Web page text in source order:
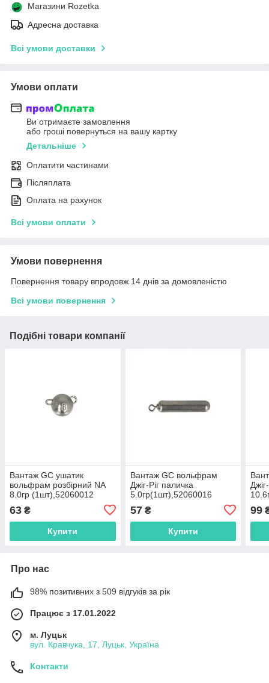
Магазини Rozetka
Адресна доставка
Всі умови доставки
Умови оплати
Ви отримаєте замовлення
або гроші повернуться на вашу картку
Детальніше
Оплатити частинами
Післяплата
Оплата на рахунок
Всі умови оплати
Умови повернення
Повернення товару впродовж 14 днів за домовленістю
Всі умови повернення
Подібні товари компанії
Вантаж GC ушатик
вольфрам розбірний NA
8.0гр (1шт),52060012
63 ₴
Купити
Вантаж GC вольфрам
Джіг-Ріг паличка
5.0гр(1шт),52060016
57₴
Купити
99
Про нас
98% позитивних з 509 відгуків за рік
Працює з 17.01.2022
м. Луцьк
вул. Кравчука, 17, Луцьк, Україна
Контакти